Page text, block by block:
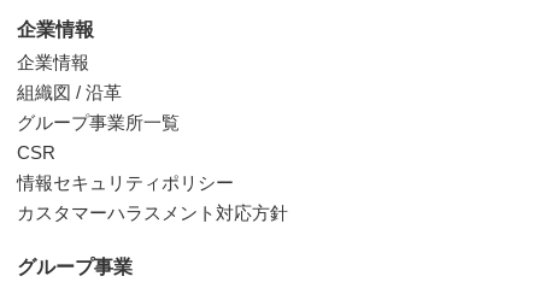
企業情報
企業情報
組織図 / 沿革
グループ事業所一覧
CSR
情報セキュリティポリシー
カスタマーハラスメント対応方針
グループ事業